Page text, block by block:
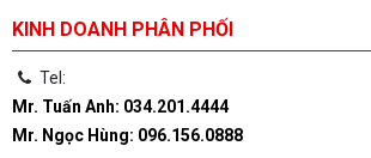
KINH DOANH PHÂN PHỐI
Tel:
Mr. Tuấn Anh: 034.201.4444
Mr. Ngọc Hùng: 096.156.0888